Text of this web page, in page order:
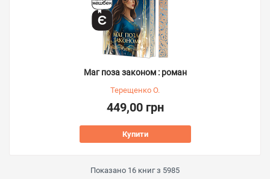
Маг поза законом : роман
Терещенко О.
449,00 грн
Купити
Показано 16 книг з 5985